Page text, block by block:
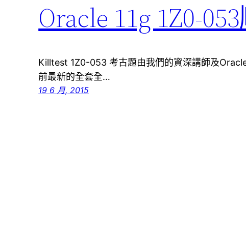
Oracle 11g 1Z0-
Killtest 1Z0-053 考古題由我們的資深講師及
前最新的全套全…
19 6 月, 2015